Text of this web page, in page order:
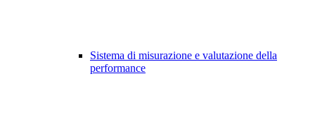
Sistema di misurazione e valutazione della
performance